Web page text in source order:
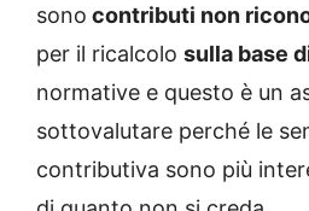
sono contributi non
per il ricalcolo sulla base
normative e questo è un
sottovalutare perché le
contributiva sono più